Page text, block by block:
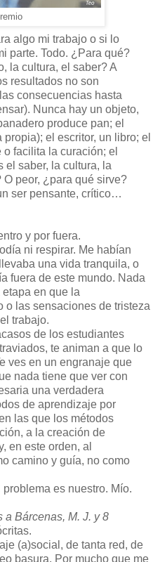
algo mi trabajo o si lo
parte. Todo. ¿Para qué?
la cultura, el saber? A
resultados no son
consecuencias hasta
Nunca hay un objeto,
produce pan; el
el escritor, un libro; el
facilita la curación; el
saber, la cultura, la
peor, ¿para qué sirve?
ser pensante, crítico…
y por fuera.
ni respirar. Me habían
una vida tranquila, o
fuera de este mundo. Nada
en que la
o las sensaciones de tristeza
trabajo.
de los estudiantes
te animan a que lo
ves en un engranaje que
nada tiene que ver con
una verdadera
de aprendizaje por
las que los métodos
a la creación de
en este orden, al
camino y guía, no como
es nuestro. Mío.
Bárcenas, M. J. y 8
(a)social, de tanta red, de
basura. Por mucho que me